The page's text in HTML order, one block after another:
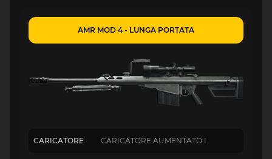
AMR MOD 4 - LUNGA PORTATA
CARICATORE CARICATORE AUMENTATO I